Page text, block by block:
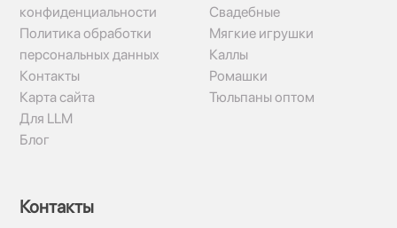
конфиденциальности
Политика обработки
персональных данных
Контакты
Карта сайта
Для LLM
Блог
Свадебные
Мягкие игрушки
Каллы
Ромашки
Тюльпаны оптом
Контакты